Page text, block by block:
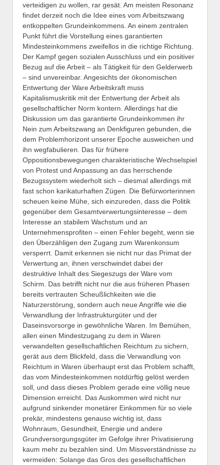
verteidigen zu wollen, rar gesät. Am meisten Resonanz
findet derzeit noch die Idee eines vom Arbeitszwang
entkoppelten Grundeinkommens. An einem zentralen
Punkt führt die Vorstellung eines garantierten
Mindesteinkommens zweifellos in die richtige Richtung.
Der Kampf gegen sozialen Ausschluss und ein positiver
Bezug auf die Arbeit – als Tätigkeit für den Gelderwerb
– sind unvereinbar. Angesichts der ökonomischen
Entwertung der Ware Arbeitskraft muss
Kapitalismuskritik mit der Entwertung der Arbeit als
gesellschaftlicher Norm kontern. Allerdings hat die
Diskussion um das garantierte Grundeinkommen ihr
Nein zum Arbeitszwang an Denkfiguren gebunden, die
dem Problemhorizont unserer Epoche ausweichen und
ihn wegfabulieren. Das für frühere
Oppositionsbewegungen charakteristische Wechselspiel
von Protest und Anpassung an das herrschende
Bezugssystem wiederholt sich – diesmal allerdings mit
fast schon karikaturhaften Zügen. Die Befürworterinnen
scheuen keine Mühe, sich einzureden, dass die Politik
gegenüber dem Gesamtverwertungsinteresse – dem
Interesse an stabilem Wachstum und an
Unternehmensprofiten – einen Fehler begeht, wenn sie
den Überzähligen den Zugang zum Warenkonsum
versperrt. Damit erkennen sie nicht nur das Primat der
Verwertung an, ihnen verschwindet dabei der
destruktive Inhalt des Siegeszugs der Ware vom
Schirm. Das betrifft nicht nur die aus früheren Phasen
bereits vertrauten Scheußlichkeiten wie die
Naturzerstörung, sondern auch neue Angriffe wie die
Verwandlung der Infrastrukturgüter und der
Daseinsvorsorge in gewöhnliche Waren. Im Bemühen,
allen einen Mindestzugang zu dem in Waren
verwandelten gesellschaftlichen Reichtum zu sichern,
gerät aus dem Blickfeld, dass die Verwandlung von
Reichtum in Waren überhaupt erst das Problem schafft,
das vom Mindesteinkommen notdürftig gelöst werden
soll, und dass dieses Problem gerade eine völlig neue
Dimension erreicht. Das Auskommen wird nicht nur
aufgrund sinkender monetärer Einkommen für so viele
prekär, mindestens genauso wichtig ist, dass
Wohnraum, Gesundheit, Energie und andere
Grundversorgungsgüter im Gefolge ihrer Privatisierung
kaum mehr zu bezahlen sind. Um Missverständnisse zu
vermeiden: Solange das Gros des gesellschaftlichen